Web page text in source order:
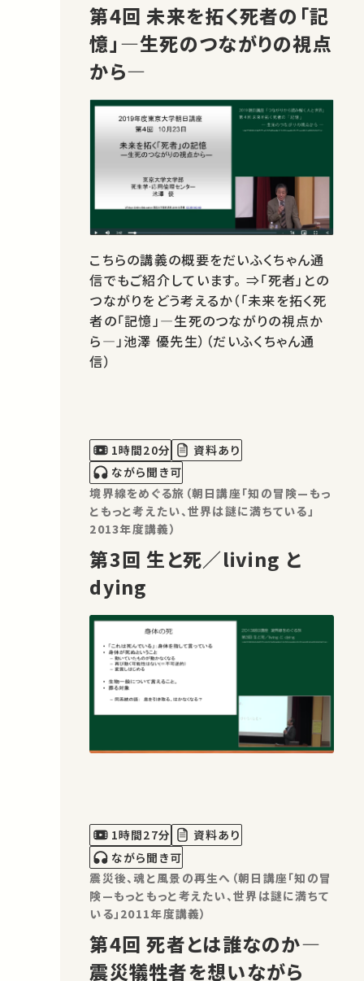
第4回 未来を拓く死者の「記
憶」―生死のつながりの視点
から―
こちらの講義の概要をだいふくちゃん通
信でもご紹介しています。 ⇒「死者」との
つながりをどう考えるか（「未来を拓く死
者の「記憶」―生死のつながりの視点か
ら―」池澤 優先生）（だいふくちゃん通
信）
1時間20分
資料あり
ながら聞き可
境界線をめぐる旅（朝日講座「知の冒険—もっ
ともっと考えたい、世界は謎に満ちている」
2013年度講義）
第3回 生と死／living と
dying
1時間27分
資料あり
ながら聞き可
震災後、魂と風景の再生へ（朝日講座「知の冒
険—もっともっと考えたい、世界は謎に満ちて
いる」2011年度講義）
第4回 死者とは誰なのか―
震災犠牲者を想いながら